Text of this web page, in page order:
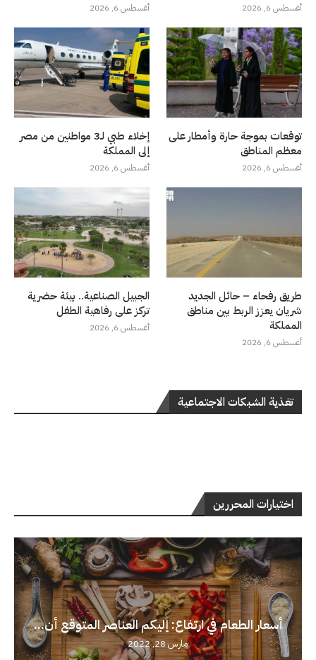
أغسطس 6, 2026 أغسطس 6, 2026
توقعات بموجة حارة وأمطار على
معظم المناطق
أغسطس 6, 2026
إخلاء طبي لـ3 مواطنين من مصر
إلى المملكة
أغسطس 6, 2026
طريق رفحاء – حائل الجديد
شريان يعزز الربط بين مناطق
المملكة
أغسطس 6, 2026
الجبيل الصناعية.. بيئة حضرية
تركز على رفاهية الطفل
أغسطس 6, 2026
تغذية الشبكات الاجتماعية
اختيارات المحررين
أسعار الطعام في ارتفاع: إليكم العناصر المتوقع أن...
مارس 28, 2022